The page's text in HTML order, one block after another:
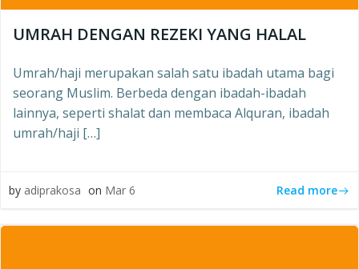
UMRAH DENGAN REZEKI YANG HALAL
Umrah/haji merupakan salah satu ibadah utama bagi
seorang Muslim. Berbeda dengan ibadah-ibadah
lainnya, seperti shalat dan membaca Alquran, ibadah
umrah/haji […]
by adiprakosa on Mar 6 Read more